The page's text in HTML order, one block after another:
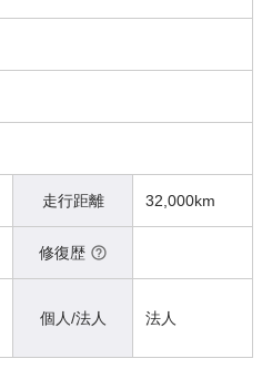
走行距離 32,000km
修復歴
個人/法人 法人